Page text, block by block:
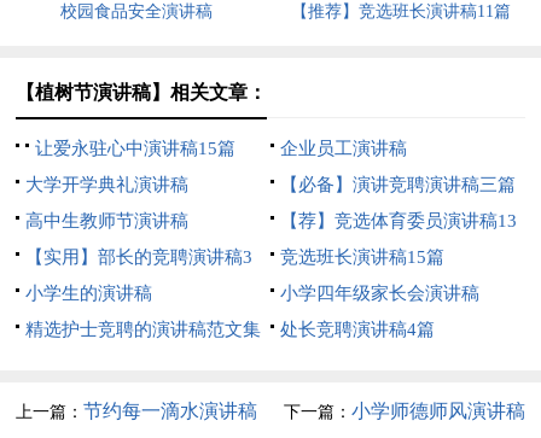
校园食品安全演讲稿 【推荐】竞选班长演讲稿11篇
【植树节演讲稿】相关文章：
让爱永驻心中演讲稿15篇
企业员工演讲稿
大学开学典礼演讲稿
【必备】演讲竞聘演讲稿三篇
高中生教师节演讲稿
【荐】竞选体育委员演讲稿13
篇
【实用】部长的竞聘演讲稿3
篇
竞选班长演讲稿15篇
小学生的演讲稿
小学四年级家长会演讲稿
精选护士竞聘的演讲稿范文集
处长竞聘演讲稿4篇
上一篇： 节约每一滴水演讲稿 下一篇： 小学师德师风演讲稿